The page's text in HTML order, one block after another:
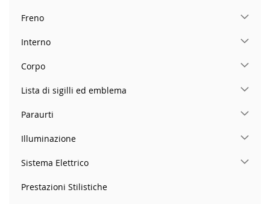
Freno
Interno
Corpo
Lista di sigilli ed emblema
Paraurti
Illuminazione
Sistema Elettrico
Prestazioni Stilistiche